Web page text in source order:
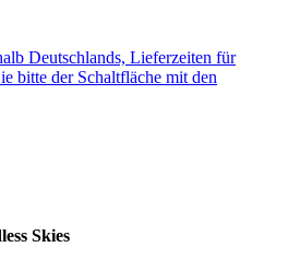
Deutschlands, Lieferzeiten für
bitte der Schaltfläche mit den
Skies